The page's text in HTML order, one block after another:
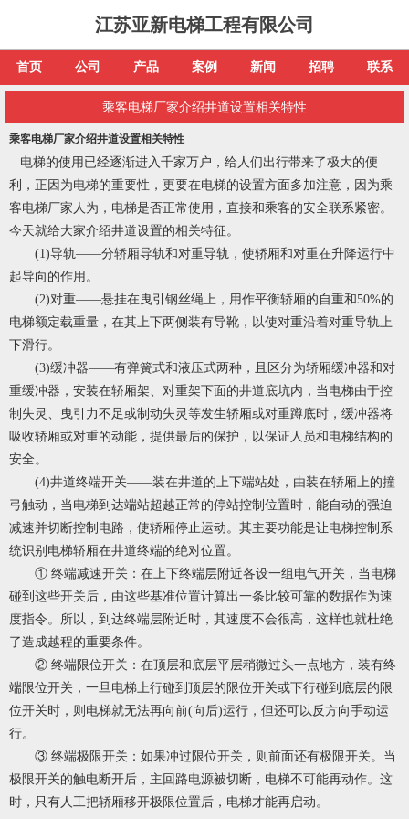
江苏亚新电梯工程有限公司
首页 公司 产品 案例 新闻 招聘 联系
乘客电梯厂家介绍井道设置相关特性
乘客电梯厂家介绍井道设置相关特性
电梯的使用已经逐渐进入千家万户，给人们出行带来了极大的便
利，正因为电梯的重要性，更要在电梯的设置方面多加注意，因为乘
客电梯厂家 人为，电梯是否正常使用，直接和乘客的安全联系紧密。
今天就给大家介绍井道设置的相关特征。
(1)导轨——分轿厢导轨和对重导轨，使轿厢和对重在升降运行中
起导向的作用。
(2)对重——悬挂在曳引钢丝绳上，用作平衡轿厢的自重和50%的
电梯额定载重量，在其上下两侧装有导靴，以使对重沿着对重导轨上
下滑行。
(3)缓冲器——有弹簧式和液压式两种，且区分为轿厢缓冲器和对
重缓冲器，安装在轿厢架、对重架下面的井道底坑内，当电梯由于控
制失灵、曳引力不足或制动失灵等发生轿厢或对重蹲底时，缓冲器将
吸收轿厢或对重的动能，提供最后的保护，以保证人员和电梯结构的
安全。
(4)井道终端开关——装在井道的上下端站处，由装在轿厢上的撞
弓触动，当电梯到达端站超越正常的停站控制位置时，能自动的强迫
减速并切断控制电路，使轿厢停止运动。其主要功能是让电梯控制系
统识别电梯轿厢在井道终端的绝对位置。
① 终端减速开关：在上下终端层附近各设一组电气开关，当电梯
碰到这些开关后，由这些基准位置计算出一条比较可靠的数据作为速
度指令。所以，到达终端层附近时，其速度不会很高，这样也就杜绝
了造成越程的重要条件。
② 终端限位开关：在顶层和底层平层稍微过头一点地方，装有终
端限位开关，一旦电梯上行碰到顶层的限位开关或下行碰到底层的限
位开关时，则电梯就无法再向前(向后)运行，但还可以反方向手动运
行。
③ 终端极限开关：如果冲过限位开关，则前面还有极限开关。当
极限开关的触电断开后，主回路电源被切断，电梯不可能再动作。这
时，只有人工把轿厢移开极限位置后，电梯才能再启动。